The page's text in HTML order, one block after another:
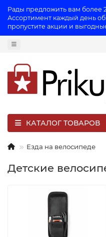
Рады предложить вам более
Ассортимент каждый день
пропустите акции и
КАТАЛОГ ТОВАРОВ
Езда на велосипеде
Детские